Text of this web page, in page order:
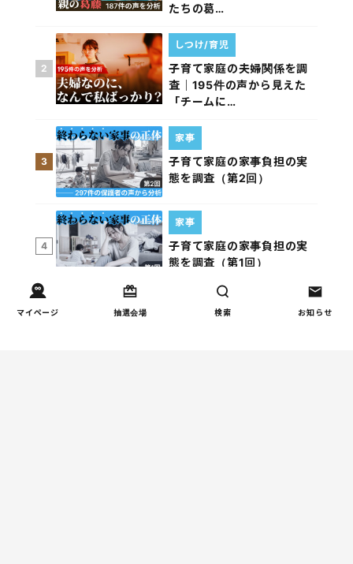
マイページ 抽選会場 検索 お知らせ
たちの葛…
2
子育て家庭の夫婦関係を調
査｜195件の声から見えた
「チームに…
しつけ/育児
3
子育て家庭の家事負担の実
態を調査（第2回）
家事
4
子育て家庭の家事負担の実
態を調査（第1回）
家事